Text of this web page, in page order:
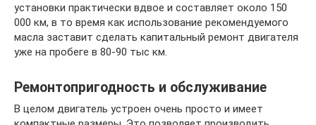
установки практически вдвое и составляет около 150
000 км, в то время как использование рекомендуемого
масла заставит сделать капитальный ремонт двигателя
уже на пробеге в 80-90 тыс км.
Ремонтопригодность и обслуживание
В целом двигатель устроен очень просто и имеет